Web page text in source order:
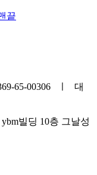
끝
65-00306 ㅣ 대
빌딩 10층 그날성